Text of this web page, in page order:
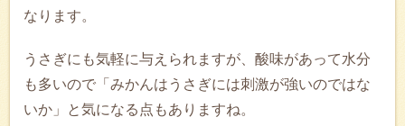
なります。
うさぎにも気軽に与えられますが、酸味があって水分
も多いので「みかんはうさぎには刺激が強いのではな
いか」と気になる点もありますね。